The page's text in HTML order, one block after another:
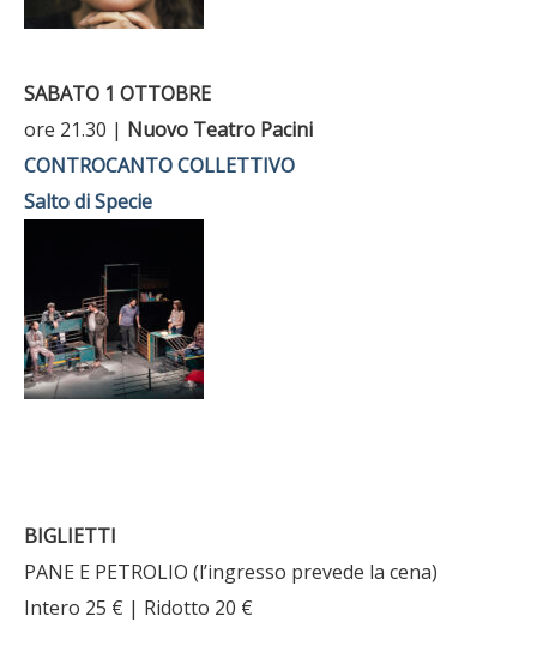
SABATO 1 OTTOBRE
ore 21.30 | Nuovo Teatro Pacini
CONTROCANTO COLLETTIVO
Salto di Specie
BIGLIETTI
PANE E PETROLIO (l’ingresso prevede la cena)
Intero 25 € | Ridotto 20 €